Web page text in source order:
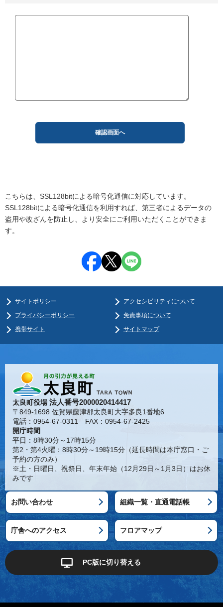
こちらは、SSL128bitによる暗号化通信に対応しています。
SSL128bitによる暗号化通信を利用すれば、第三者によるデータの
盗用や改ざんを防止し、より安全にご利用いただくことができま
す。
サイトポリシー
アクセシビリティについて
プライバシーポリシー
免責事項について
携帯サイト
サイトマップ
太良町役場法人番号2000020414417
〒849-1698 佐賀県藤津郡太良町大字多良1番地6
電話：0954-67-0311 FAX：0954-67-2425
開庁時間
平日：8時30分～17時15分
第2・第4火曜：8時30分～19時15分（延長時間は本庁窓口・ご
予約の方のみ）
※土・日曜日、祝祭日、年末年始（12月29日～1月3日）はお休
みです
お問い合わせ 組織一覧・直通電話帳
庁舎へのアクセス フロアマップ
PC版に切り替える